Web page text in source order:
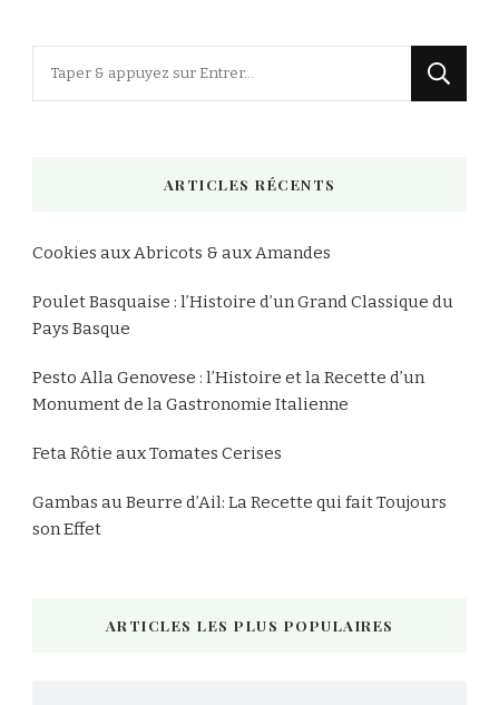
ARTICLES RÉCENTS
Cookies aux Abricots & aux Amandes
Poulet Basquaise : l’Histoire d’un Grand Classique du
Pays Basque
Pesto Alla Genovese : l’Histoire et la Recette d’un
Monument de la Gastronomie Italienne
Feta Rôtie aux Tomates Cerises
Gambas au Beurre d’Ail: La Recette qui fait Toujours
son Effet
ARTICLES LES PLUS POPULAIRES